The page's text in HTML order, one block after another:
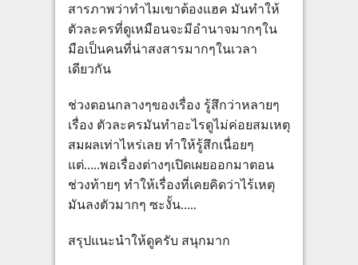
สารภาพว่าทำไมเขาต้องแฮค มันทำให้
ตัวละครที่ดูเหมือนจะมีอำนาจมากๆใน
มือเป็นคนที่น่าสงสารมากๆในเวลา
เดียวกัน
ช่วงตอนกลางๆของเรื่อง รู้สึกว่าหลายๆ
เรื่อง ตัวละครมันทำอะไรดูไม่ค่อยสมเหตุ
สมผลเท่าไหร่เลย ทำให้รู้สึกเนื่อยๆ
แต่…..พอเรื่องต่างๆเปิดเผยออกมาตอน
ช่วงท้ายๆ ทำให้เรื่องที่เคยคิดว่าไร้เหตุ
มันลงตัวมากๆ ซะงั้น…..
สรุปแนะนำให้ดูครับ สนุกมาก